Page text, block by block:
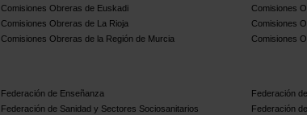
Comisiones Obreras de Euskadi
Comisiones
Comisiones Obreras de La Rioja
Comisiones
Comisiones Obreras de la Región de Murcia
Comisiones
Federación de Enseñanza
Federación
Federación de Sanidad y Sectores Sociosanitarios Federación